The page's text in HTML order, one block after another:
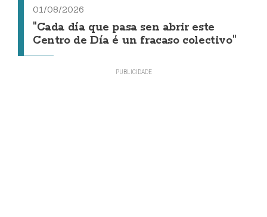
01/08/2026
"Cada día que pasa sen abrir este
Centro de Día é un fracaso colectivo"